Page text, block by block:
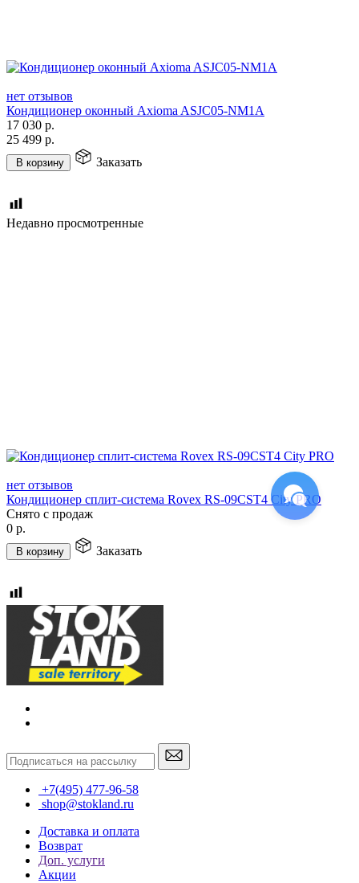
нет отзывов
Кондиционер оконный Axioma ASJC05-NM1A
17 030 р.
25 499 р.
В корзину Заказать
Недавно просмотренные
нет отзывов
Кондиционер сплит-система Rovex RS-09CST4 City PRO
Снято с продаж
0 р.
В корзину Заказать
+7(495) 477-96-58
shop@stokland.ru
Доставка и оплата
Возврат
Доп. услуги
Акции